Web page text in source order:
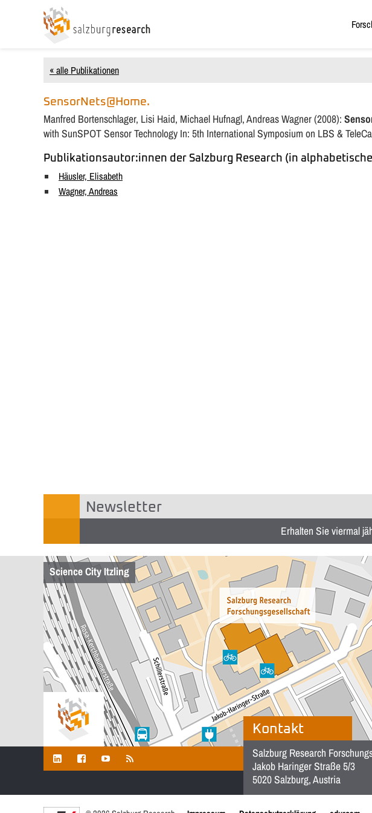
« alle Publikationen
SensorNets@Home.
Manfred Bortenschlager, Lisi Haid, Michael Hufnagl, Andreas Wagner (2008):
with SunSPOT Sensor Technology In: 5th International Symposium on LBS &
Publikationsautor:innen der Salzburg Research (in
Häusler, Elisabeth
Wagner, Andreas
Newsletter
Erhalten Sie viermal
Kontakt
Salzburg Research
Jakob Haringer Straße 5/3
5020 Salzburg, Austria
Science City Itzling